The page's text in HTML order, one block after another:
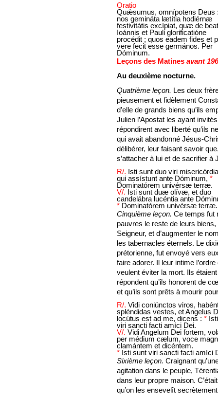
Oratio
Quǽsumus, omnípotens Deus
nos gemináta lætítia hodiérnæ
festivitátis excípiat, quæ de
Ioánnis et Pauli glorificatióne
procédit ; quos eadem fides et
vere fecit esse germános. Per
Dóminum.
Leçons des Matines avant
Au deuxième nocturne.
Quatrième leçon. Les deux
pieusement et fidèlement
d’elle de grands biens qu’ils
Julien l’Apostat les ayant
répondirent avec liberté qu’ils
qui avait abandonné Jésus-
délibérer, leur faisant savoir
s’attacher à lui et de sacrifier à
R/. Isti sunt duo viri
qui assístunt ante Dóminum, *
Dominatórem univérsæ terræ.
V/. Isti sunt duæ olívæ, et duo
candelábra lucéntia ante
* Dominatórem univérsæ terræ.
Cinquième leçon. Ce temps fut
pauvres le reste de leurs
Seigneur, et d’augmenter le
les tabernacles éternels. Le
prétorienne, fut envoyé vers
faire adorer. Il leur intime
veulent éviter la mort. Ils
répondent qu’ils honorent de
et qu’ils sont prêts à mourir
R/. Vidi coniúnctos viros,
spléndidas vestes, et Angelus
locútus est ad me, dicens : *
viri sancti facti amíci Dei.
V/. Vidi Angelum Dei fortem,
per médium cælum, voce
clamántem et dicéntem.
* Isti sunt viri sancti facti amíci
Sixième leçon. Craignant
agitation dans le peuple,
dans leur propre maison.
qu’on les ensevelît